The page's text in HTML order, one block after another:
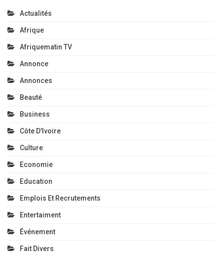
Actualités
Afrique
Afriquematin TV
Annonce
Annonces
Beauté
Business
Côte D'Ivoire
Culture
Economie
Education
Emplois Et Recrutements
Entertaiment
Événement
Fait Divers